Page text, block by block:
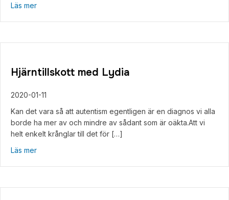
Läs merabout Vinnare – Årets Talare!
Hjärntillskott med Lydia
2020-01-11
Kan det vara så att autentism egentligen är en diagnos vi alla
borde ha mer av och mindre av sådant som är oäkta.Att vi
helt enkelt krånglar till det för […]
Läs merabout Hjärntillskott med Lydia